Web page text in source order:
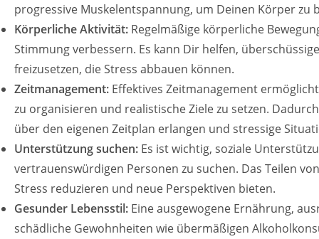
progressive Muskelentspannung, um Deinen Körper zu
Körperliche Aktivität: Regelmäßige körperliche
Stimmung verbessern. Es kann Dir helfen,
freizusetzen, die Stress abbauen können.
Zeitmanagement: Effektives Zeitmanagement
zu organisieren und realistische Ziele zu setzen.
über den eigenen Zeitplan erlangen und stressige
Unterstützung suchen: Es ist wichtig, soziale
vertrauenswürdigen Personen zu suchen. Das Teilen
Stress reduzieren und neue Perspektiven bieten.
Gesunder Lebensstil: Eine ausgewogene Ernährung,
schädliche Gewohnheiten wie übermäßigen